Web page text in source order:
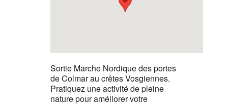
Sortie Marche Nordique des portes
de Colmar au crêtes Vosgiennes.
Pratiquez une activité de pleine
nature pour améliorer votre